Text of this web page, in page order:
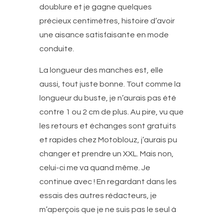
doublure et je gagne quelques
précieux centimètres, histoire d’avoir
une aisance satisfaisante en mode
conduite.
La longueur des manches est, elle
aussi, tout juste bonne. Tout comme la
longueur du buste, je n’aurais pas été
contre 1 ou 2 cm de plus. Au pire, vu que
les retours et échanges sont gratuits
et rapides chez Motoblouz, j’aurais pu
changer et prendre un XXL. Mais non,
celui-ci me va quand même. Je
continue avec ! En regardant dans les
essais des autres rédacteurs, je
m’aperçois que je ne suis pas le seul à